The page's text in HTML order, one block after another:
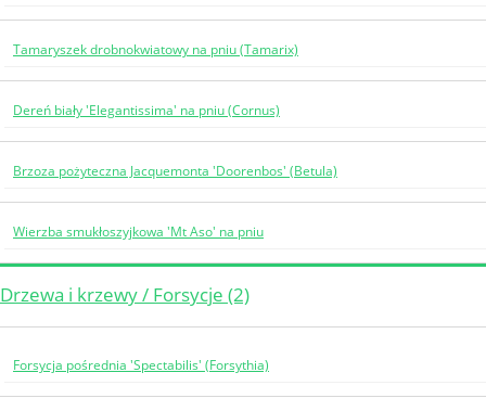
Tamaryszek drobnokwiatowy na pniu (Tamarix)
Dereń biały 'Elegantissima' na pniu (Cornus)
Brzoza pożyteczna Jacquemonta 'Doorenbos' (Betula)
Wierzba smukłoszyjkowa 'Mt Aso' na pniu
Drzewa i krzewy / Forsycje (2)
Forsycja pośrednia 'Spectabilis' (Forsythia)